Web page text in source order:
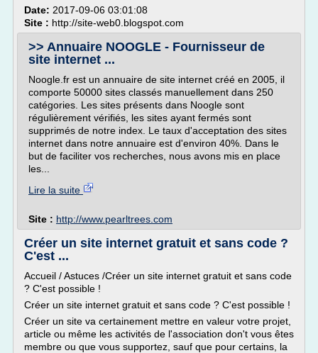
Date: 2017-09-06 03:01:08
Site : http://site-web0.blogspot.com
>> Annuaire NOOGLE - Fournisseur de
site internet ...
Noogle.fr est un annuaire de site internet créé en 2005, il
comporte 50000 sites classés manuellement dans 250
catégories. Les sites présents dans Noogle sont
régulièrement vérifiés, les sites ayant fermés sont
supprimés de notre index. Le taux d'acceptation des sites
internet dans notre annuaire est d'environ 40%. Dans le
but de faciliter vos recherches, nous avons mis en place
les...
Lire la suite
Site : http://www.pearltrees.com
Créer un site internet gratuit et sans code ?
C'est ...
Accueil / Astuces /Créer un site internet gratuit et sans code
? C'est possible !
Créer un site internet gratuit et sans code ? C'est possible !
Créer un site va certainement mettre en valeur votre projet,
article ou même les activités de l'association don't vous êtes
membre ou que vous supportez, sauf que pour certains, la